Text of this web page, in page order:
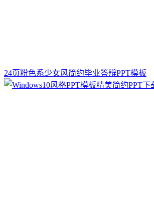
24页粉色系少女风简约毕业答辩PPT模板